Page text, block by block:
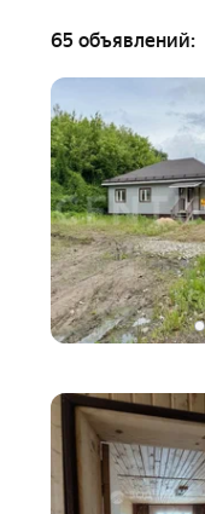
65 объявлений: